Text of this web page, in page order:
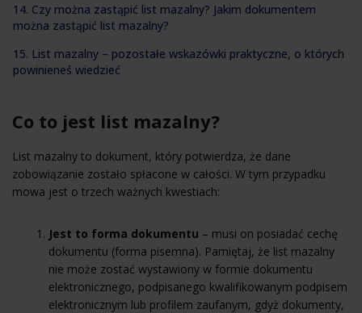
14. Czy można zastąpić list mazalny? Jakim dokumentem
można zastąpić list mazalny?
15. List mazalny – pozostałe wskazówki praktyczne, o których
powinieneś wiedzieć
Co to jest list mazalny?
List mazalny to dokument, który potwierdza, że dane
zobowiązanie zostało spłacone w całości. W tym przypadku
mowa jest o trzech ważnych kwestiach:
Jest to forma dokumentu – musi on posiadać cechę
dokumentu (forma pisemna). Pamiętaj, że list mazalny
nie może zostać wystawiony w formie dokumentu
elektronicznego, podpisanego kwalifikowanym podpisem
elektronicznym lub profilem zaufanym, gdyż dokumenty,